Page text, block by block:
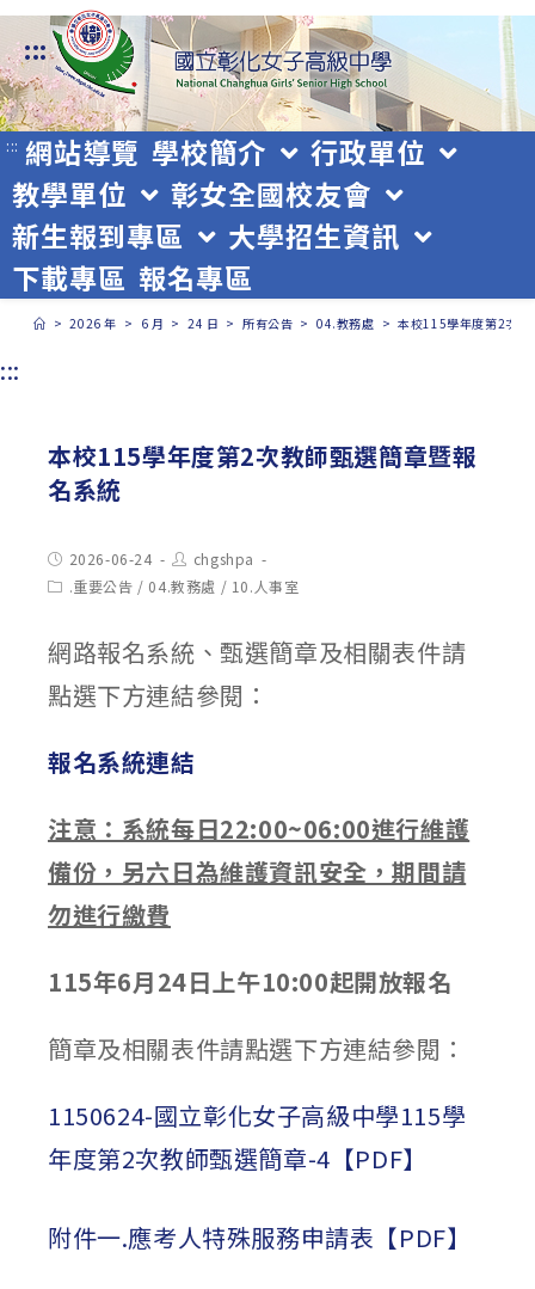
跳
轉
至
主
要
內
容
:::
::: 網站導覽 學校簡介
行政單位
教學單位
彰女全國校友會
新生報到專區
大學招生資訊
下載專區 報名專區
> 2026 年 > 6 月 > 24 日 > 所有公告 > 04.教務處 > 本校115學年度第2次教
:::
本校115學年度第2次教師甄選簡章暨報
名系統
Post
published:
2026-06-24
Post
author:
chgshpa
Post.重要公告 / 04.教務處 / 10.人事室
網路報名系統、甄選簡章及相關表件請
點選下方連結參閱：
報名系統連結
注意：系統每日22:00~06:00進行維護
備份，另六日為維護資訊安全，期間請
勿進行繳費
115年6月24日上午10:00起開放報名
簡章及相關表件請點選下方連結參閱：
1150624-國立彰化女子高級中學115學
年度第2次教師甄選簡章-4【PDF】
附件一.應考人特殊服務申請表【PDF】